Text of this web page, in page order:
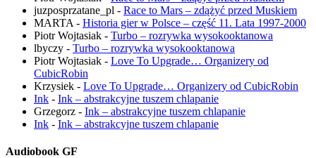
juzposprzatane_pl - Race to Mars – zdążyć przed Muskiem
MARTA - Historia gier w Polsce – część 11. Lata 1997-2000
Piotr Wojtasiak - Turbo – rozrywka wysokooktanowa
lbyczy - Turbo – rozrywka wysokooktanowa
Piotr Wojtasiak - Love To Upgrade… Organizery od
CubicRobin
Krzysiek - Love To Upgrade… Organizery od CubicRobin
Ink - Ink – abstrakcyjne tuszem chlapanie
Grzegorz - Ink – abstrakcyjne tuszem chlapanie
Ink - Ink – abstrakcyjne tuszem chlapanie
Audiobook GF